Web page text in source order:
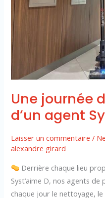
Une journée
d’un agent
Laisser un commentaire /
alexandre girard
Derrière chaque lieu
Syst’aime D, nos agents
chaque jour le nettoyage,
agent
Syst’aime